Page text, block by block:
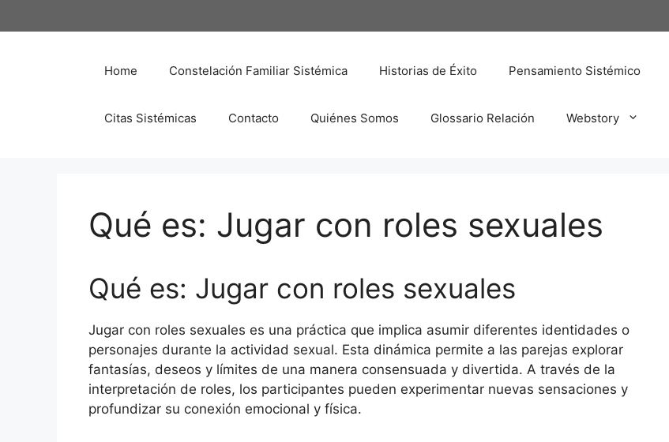
al
Home Constelación Familiar Sistémica Historias de Éxito Pensamiento Sistémico
Citas Sistémicas Contacto Quiénes Somos Glossario Relación Webstory
Qué es: Jugar con roles sexuales
Qué es: Jugar con roles sexuales
Jugar con roles sexuales es una práctica que implica asumir diferentes identidades o
personajes durante la actividad sexual. Esta dinámica permite a las parejas explorar
fantasías, deseos y límites de una manera consensuada y divertida. A través de la
interpretación de roles, los participantes pueden experimentar nuevas sensaciones y
profundizar su conexión emocional y física.